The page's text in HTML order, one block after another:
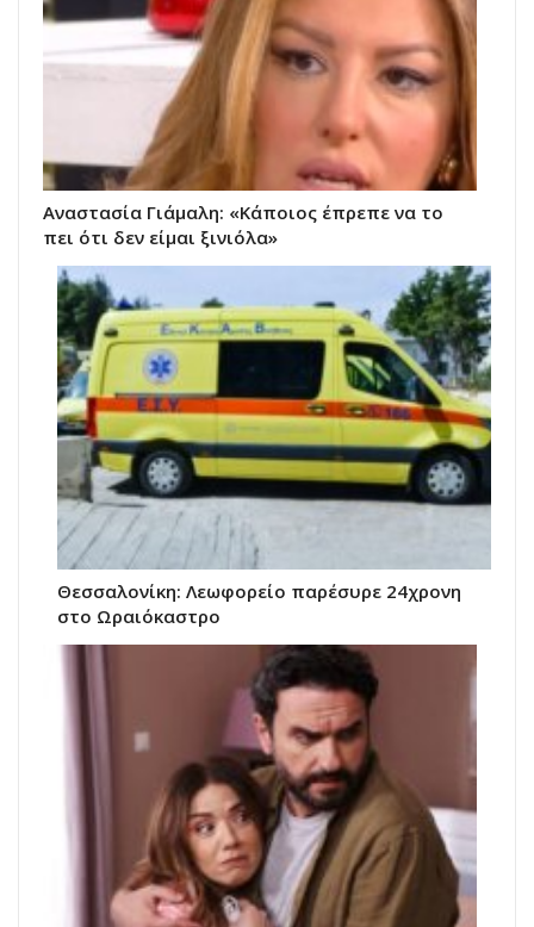
Αναστασία Γιάμαλη: «Κάποιος έπρεπε να το
πει ότι δεν είμαι ξινιόλα»
Θεσσαλονίκη: Λεωφορείο παρέσυρε 24χρονη
στο Ωραιόκαστρο